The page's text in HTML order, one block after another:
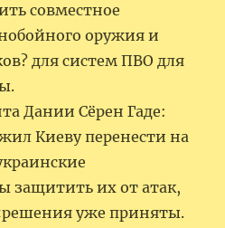
совместное
оружия и
для систем ПВО для
Дании Сёрен Гаде:
Киеву перенести на
защитить их от атак,
уже приняты.